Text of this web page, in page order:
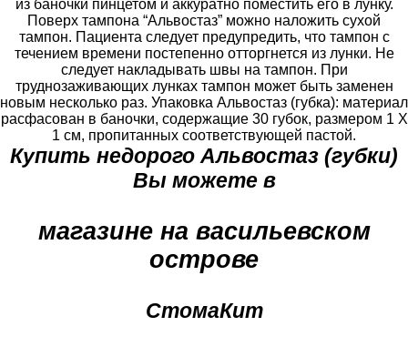
из баночки пинцетом и аккуратно поместить его в лунку.
Поверх тампона “Альвостаз” можно наложить сухой
тампон. Пациента следует предупредить, что тампон с
течением времени постепенно отторгнется из лунки. Не
следует накладывать швы на тампон. При
труднозаживающих лунках тампон может быть заменен
новым несколько раз. Упаковка Альвостаз (губка): материал
расфасован в баночки, содержащие 30 губок, размером 1 Х
1 см, пропитанных соответствующей пастой.
Купить недорого Альвостаз (губки)
Вы можете в
магазине на васильевском
острове
СтомаКит